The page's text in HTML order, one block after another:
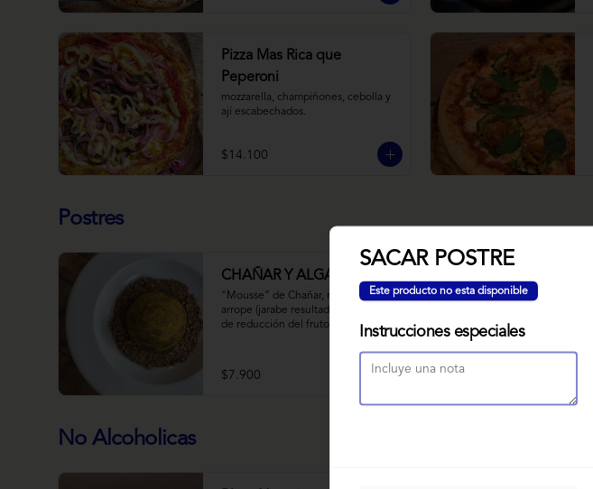
Pizza Mas Rica que
Peperoni
mozzarella, champiñones, cebolla y
ají escabechados.
$14.100
Postres
CHAÑAR Y ALGARROBO
"Mousse” de Chañar, relleno de
arrope (jarabe resultado de 10 horas
de reducción del fruto y agua) de
Chañar con toque de clavo de olor y
canela, cubierto de una fina capa  de
chocolate amargo y cúrcuma, sobre
una tierra de harina de
$7.900
No Alcoholicas
SACAR POSTRE
Este producto no esta disponible
Instrucciones especiales